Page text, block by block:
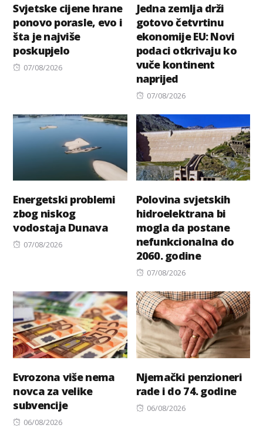
Svjetske cijene hrane
ponovo porasle, evo i
šta je najviše
poskupjelo
Posted
07/08/2026
Jedna zemlja drži
gotovo četvrtinu
ekonomije EU: Novi
podaci otkrivaju ko
vuče kontinent
naprijed
Posted
07/08/2026
Energetski problemi
zbog niskog
vodostaja Dunava
Posted
07/08/2026
Polovina svjetskih
hidroelektrana bi
mogla da postane
nefunkcionalna do
2060. godine
Posted
07/08/2026
Evrozona više nema
novca za velike
subvencije
Posted
06/08/2026
Njemački penzioneri
rade i do 74. godine
Posted
06/08/2026